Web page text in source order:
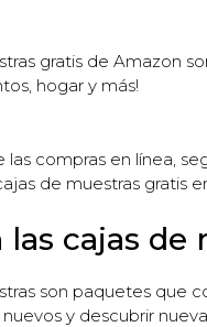
gratis de Amazon
hogar y más!
las compras en línea,
de muestras gratis
las cajas de
son paquetes que
y descubrir